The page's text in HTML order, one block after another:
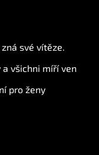
své vítěze.
všichni míří ven
pro ženy